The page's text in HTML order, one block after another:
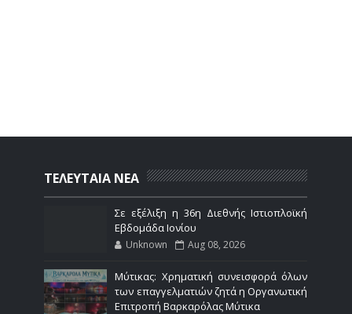
ΤΕΛΕΥΤΑΙΑ ΝΕΑ
Σε εξέλιξη η 36η Διεθνής Ιστιοπλοϊκή
Εβδομάδα Ιονίου
Unknown Aug 08, 2026
Μύτικας: Χρηματική συνεισφορά όλων
των επαγγελματιών ζητά η Οργανωτική
Επιτροπή Βαρκαρόλας Μύτικα